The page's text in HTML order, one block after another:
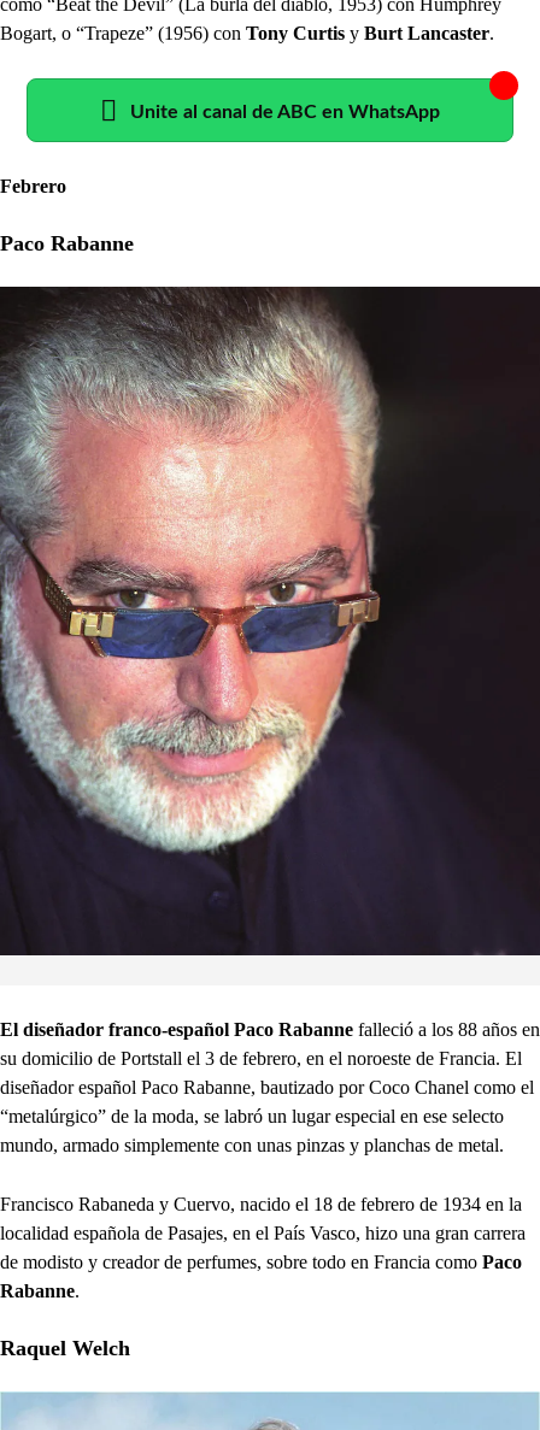
Bogart, o “Trapeze” (1956) con Tony Curtis y Burt Lancaster.
Unite al canal de ABC en WhatsApp
Febrero
Paco Rabanne
El diseñador franco-español Paco Rabanne falleció a los 88 años en
su domicilio de Portstall el 3 de febrero, en el noroeste de Francia. El
diseñador español Paco Rabanne, bautizado por Coco Chanel como el
“metalúrgico” de la moda, se labró un lugar especial en ese selecto
mundo, armado simplemente con unas pinzas y planchas de metal.
Francisco Rabaneda y Cuervo, nacido el 18 de febrero de 1934 en la
localidad española de Pasajes, en el País Vasco, hizo una gran carrera
de modisto y creador de perfumes, sobre todo en Francia como Paco
Rabanne.
Raquel Welch